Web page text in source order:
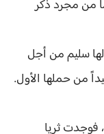
من مجرد ذكر
سليم من أجل
من حملها الأول.
فوجدت ثريا